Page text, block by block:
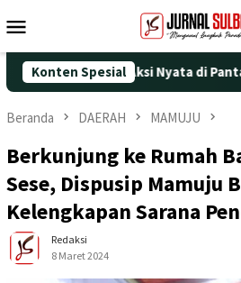
ke
Mobile
Konten Spesial
dengan Aksi Nyata di Pantai
Beranda DAERAH MAMUJU
Berkunjung ke Rumah
Sese, Dispusip Mamuju
Kelengkapan Sarana
Redaksi
8 Maret 2024